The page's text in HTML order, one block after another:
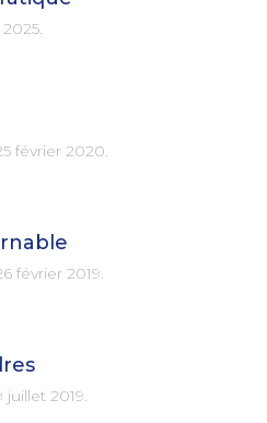
2025.
février 2020.
février 2019.
juillet 2019.